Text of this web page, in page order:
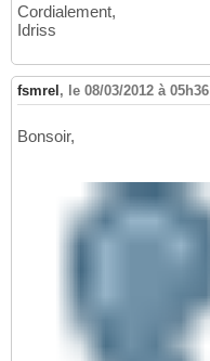
Cordialement,
Idriss
fsmrel , le 08/03/2012 à 05h36
Bonsoir,